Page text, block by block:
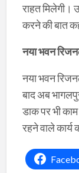
राहत मिलेगी।
करने की बात
नया भवन
नया भवन
बाद अब
डाक पर भी
रहने वाले कार्य